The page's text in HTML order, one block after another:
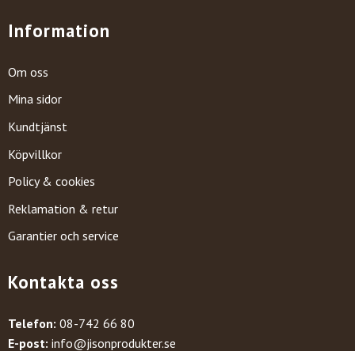
Information
Om oss
Mina sidor
Kundtjänst
Köpvillkor
Policy & cookies
Reklamation & retur
Garantier och service
Kontakta oss
Telefon: 08-742 66 80
E-post: info@jisonprodukter.se